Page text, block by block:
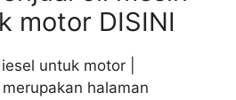
motor DISINI
untuk motor |
halaman